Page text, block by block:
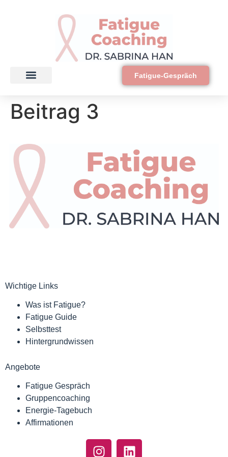
Fatigue-Gespräch
Beitrag 3
Wichtige Links
Was ist Fatigue?
Fatigue Guide
Selbsttest
Hintergrundwissen
Angebote
Fatigue Gespräch
Gruppencoaching
Energie-Tagebuch
Affirmationen